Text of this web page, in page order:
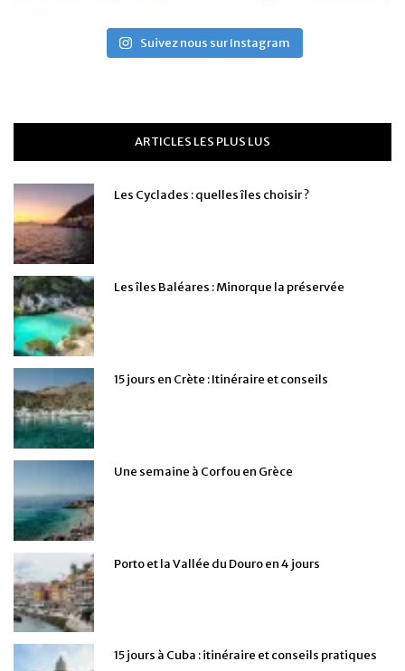
Suivez nous sur Instagram
ARTICLES LES PLUS LUS
Les Cyclades : quelles îles choisir ?
Les îles Baléares : Minorque la préservée
15 jours en Crète : Itinéraire et conseils
Une semaine à Corfou en Grèce
Porto et la Vallée du Douro en 4 jours
15 jours à Cuba : itinéraire et conseils pratiques